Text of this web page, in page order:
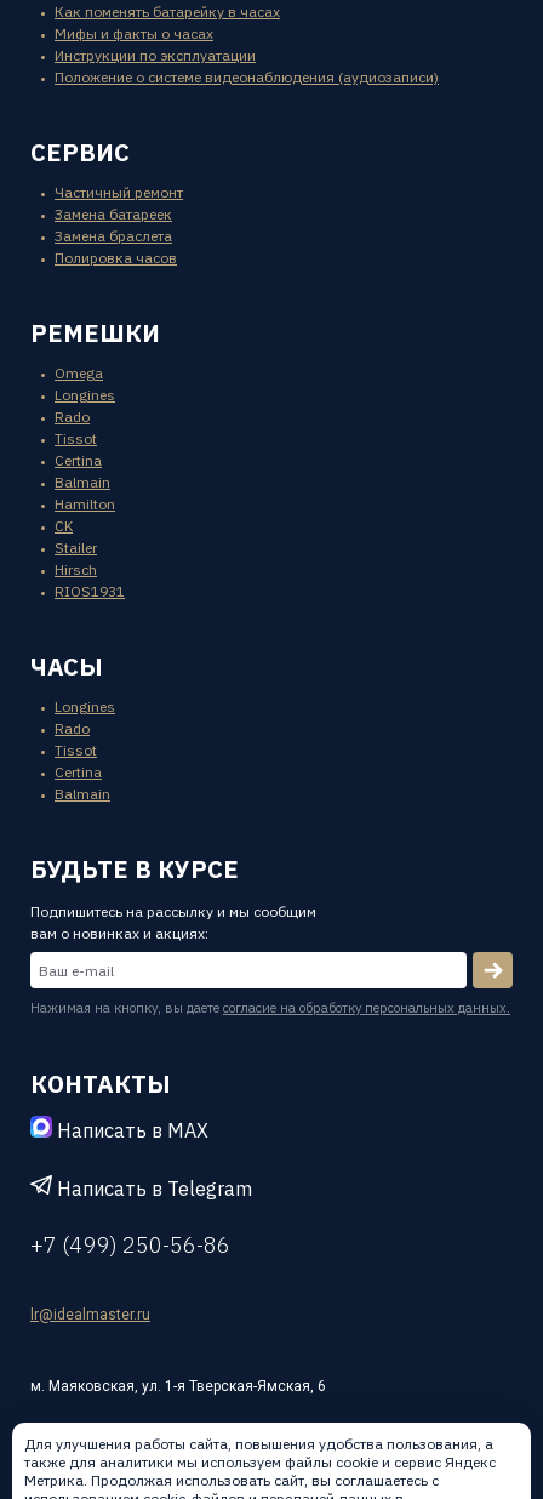
Как поменять батарейку в часах
Мифы и факты о часах
Инструкции по эксплуатации
Положение о системе видеонаблюдения (аудиозаписи)
СЕРВИС
Частичный ремонт
Замена батареек
Замена браслета
Полировка часов
РЕМЕШКИ
Omega
Longines
Rado
Tissot
Certina
Balmain
Hamilton
CK
Stailer
Hirsch
RIOS1931
ЧАСЫ
Longines
Rado
Tissot
Certina
Balmain
БУДЬТЕ В КУРСЕ
Подпишитесь на рассылку и мы сообщим
вам о новинках и акциях:
Нажимая на кнопку, вы даете согласие на обработку персональных данных.
КОНТАКТЫ
Написать в MAX
Написать в Telegram
+7 (499) 250-56-86
lr@idealmaster.ru
м. Маяковская, ул. 1-я Тверская-Ямская, 6
Для улучшения работы сайта, повышения удобства пользования, а
также для аналитики мы используем файлы cookie и сервис Яндекс
Метрика. Продолжая использовать сайт, вы соглашаетесь с